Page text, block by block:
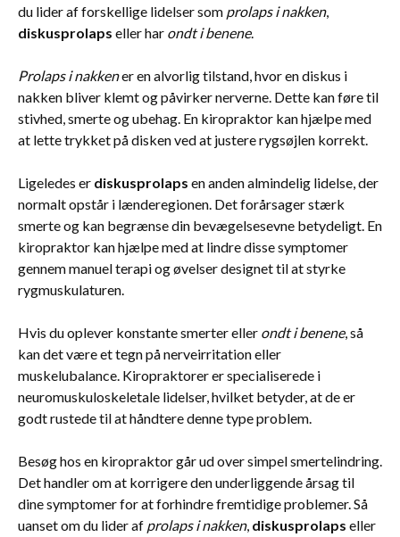
du lider af forskellige lidelser som prolaps i nakken,
diskusprolaps eller har ondt i benene.
Prolaps i nakkener en alvorlig tilstand, hvor en diskus i
nakken bliver klemt og påvirker nerverne. Dette kan føre til
stivhed, smerte og ubehag. En kiropraktor kan hjælpe med
at lette trykket på disken ved at justere rygsøjlen korrekt.
Ligeledes er diskusprolaps en anden almindelig lidelse, der
normalt opstår i lænderegionen. Det forårsager stærk
smerte og kan begrænse din bevægelsesevne betydeligt. En
kiropraktor kan hjælpe med at lindre disse symptomer
gennem manuel terapi og øvelser designet til at styrke
rygmuskulaturen.
Hvis du oplever konstante smerter eller ondt i benene, så
kan det være et tegn på nerveirritation eller
muskelubalance. Kiropraktorer er specialiserede i
neuromuskuloskeletale lidelser, hvilket betyder, at de er
godt rustede til at håndtere denne type problem.
Besøg hos en kiropraktor går ud over simpel smertelindring.
Det handler om at korrigere den underliggende årsag til
dine symptomer for at forhindre fremtidige problemer. Så
uanset om du lider af prolaps i nakken, diskusprolaps eller